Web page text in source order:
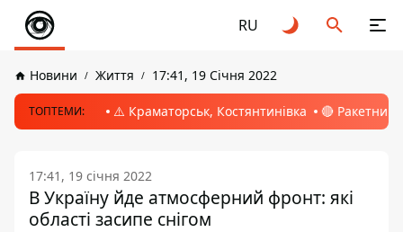
RU
Новини Життя 17:41, 19 Січня 2022
ТОПТЕМИ: ⚠️ Краматорськ, Костянтинівка 🔴 Ракетний
17:41, 19 січня 2022
В Україну йде атмосферний фронт: які
області засипе снігом